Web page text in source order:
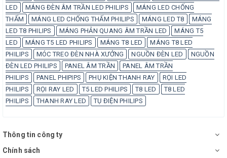
LED
MÁNG ĐÈN ÂM TRẦN LED PHILIPS
MÁNG LED CHỐNG
THẤM
MÁNG LED CHỐNG THẤM PHILIPS MÁNG LED T8
MÁNG
LED T8 PHILIPS
MÁNG PHẢN QUANG ÂM TRẦN LED
MÁNG T5
LED
MÁNG T5 LED PHILIPS MÁNG T8 LED
MÁNG T8 LED
PHILIPS
MÓC TREO ĐÈN NHÀ XƯỞNG NGUỒN ĐÈN LED
NGUỒN
ĐÈN LED PHILIPS
PANEL ÂM TRẦN
PANEL ÂM TRẦN
PHILIPS
PANEL PHIPIPS PHỤ KIỆN THANH RAY
RỌI LED
PHILIPS
RỌI RAY LED T5 LED PHILIPS T8 LED
T8 LED
PHILIPS
THANH RAY LED TỤ ĐIỆN PHILIPS
Thông tin công ty
Chính sách